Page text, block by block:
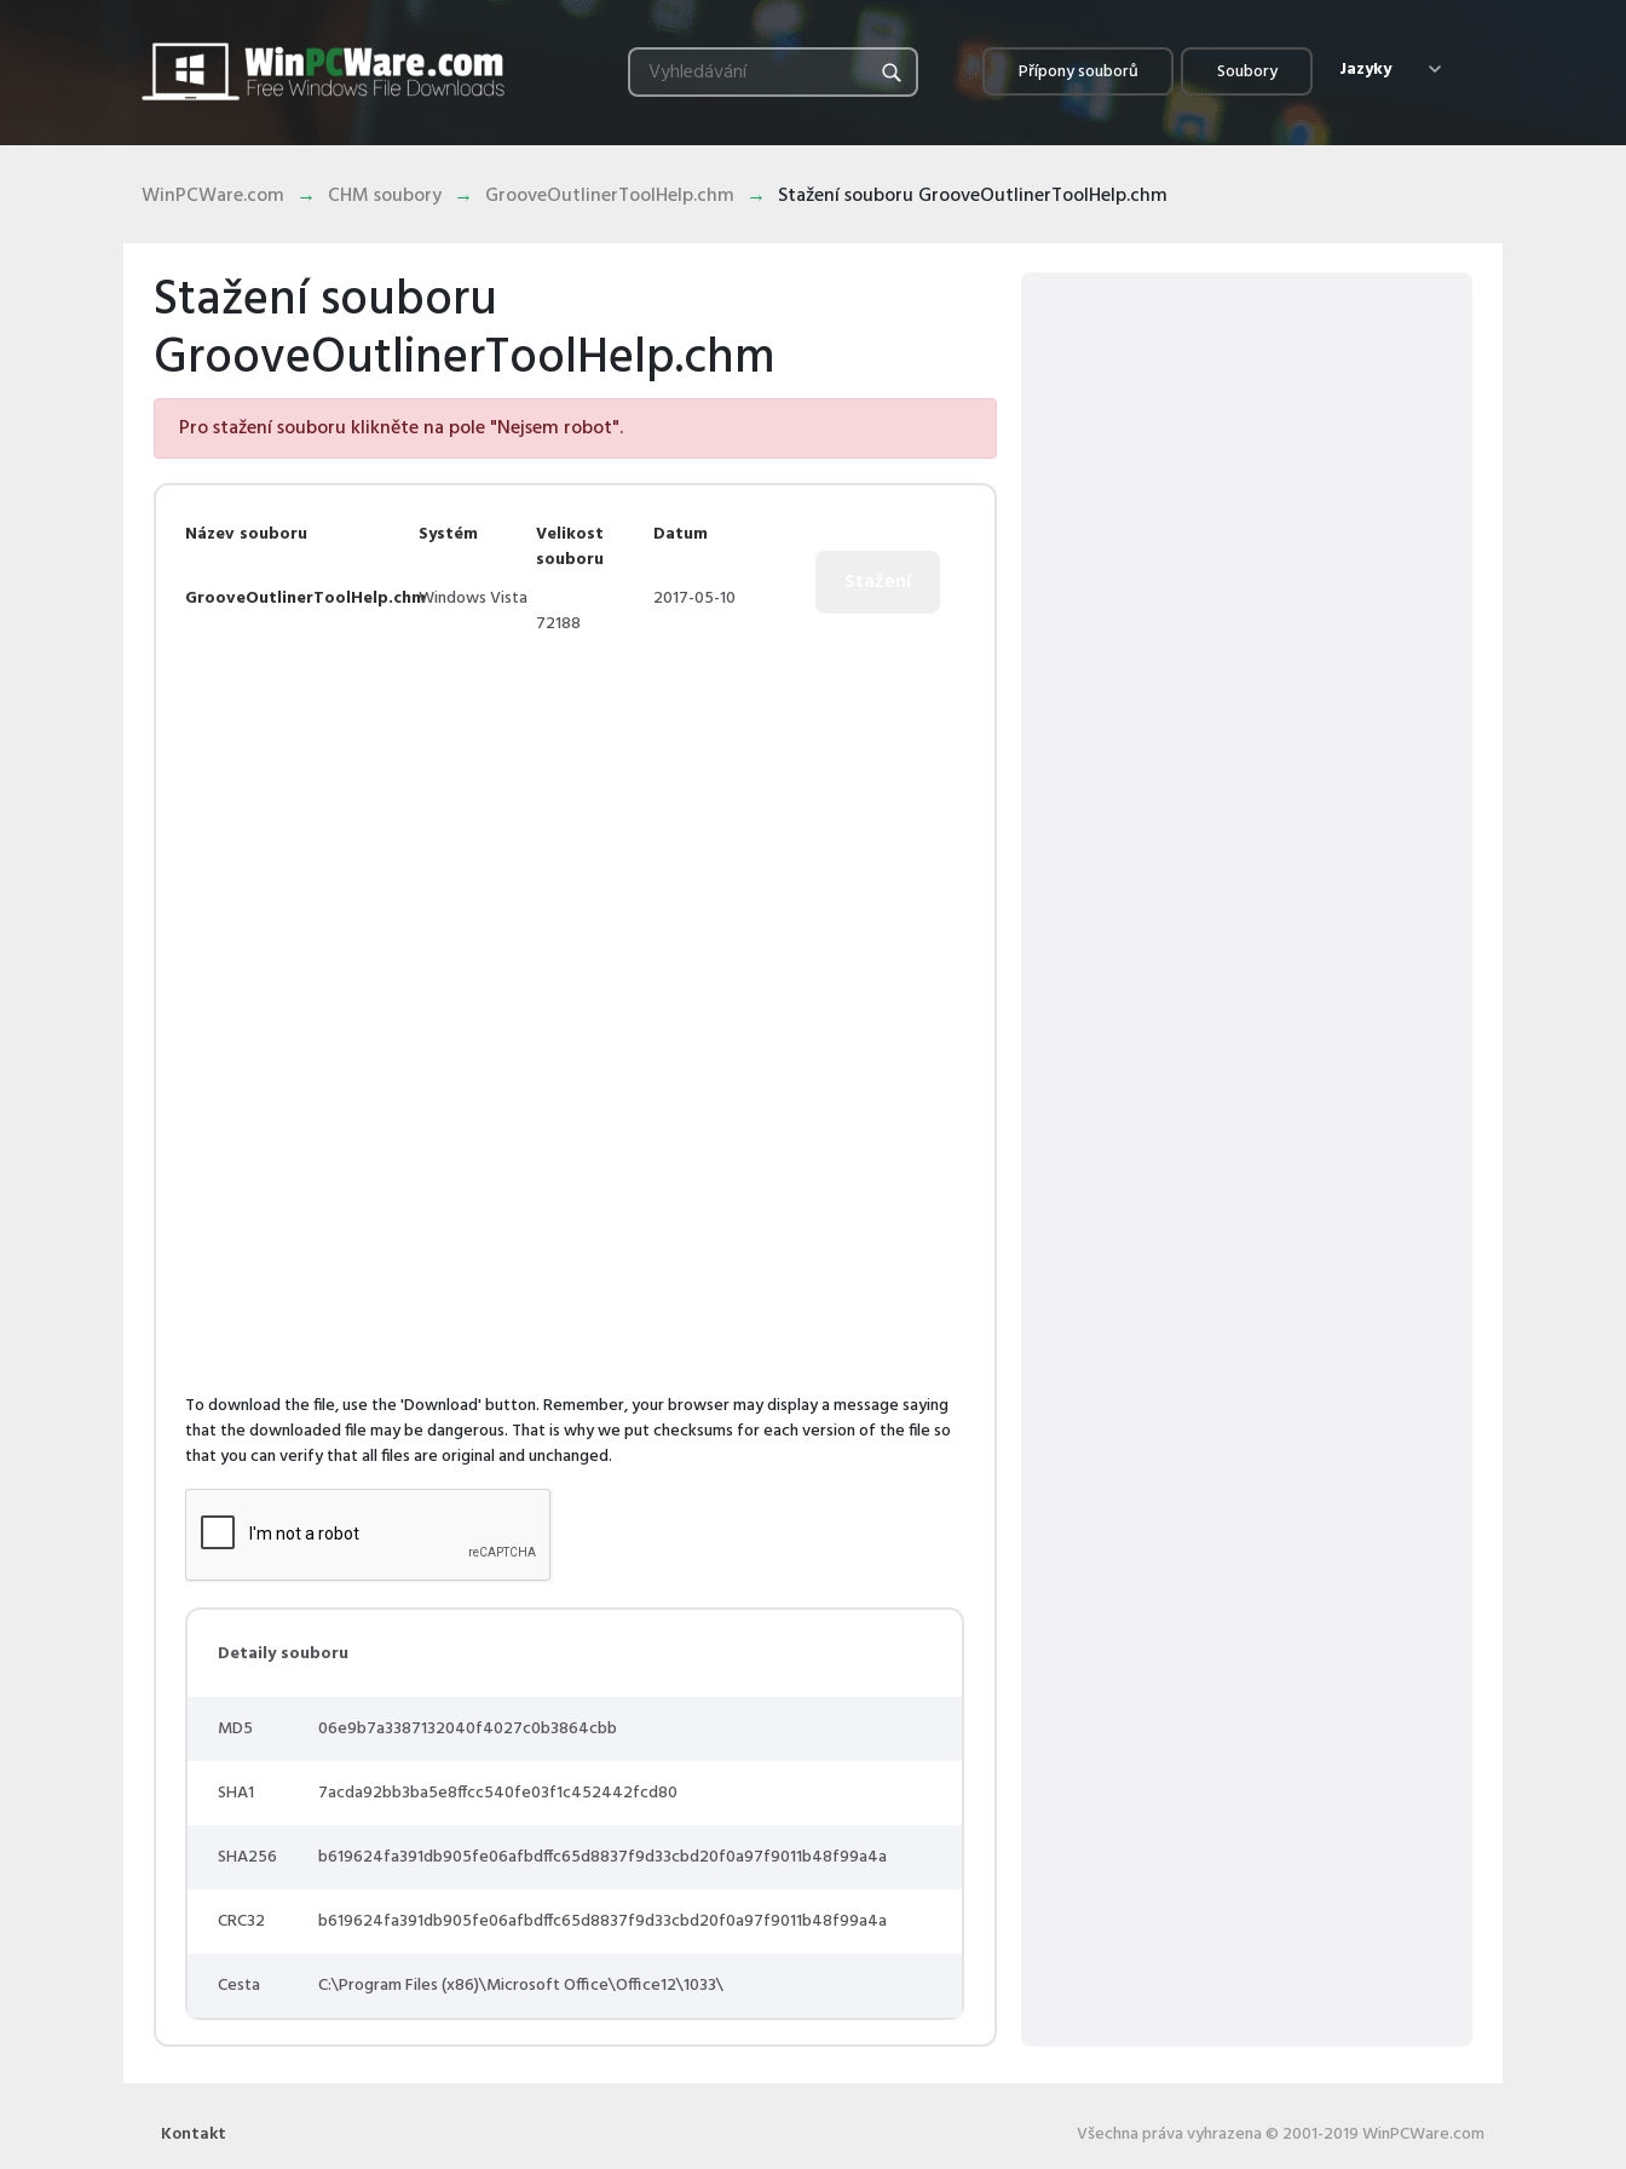
Přípony souborů Soubory Jazyky
WinPCWare.com CHM soubory GrooveOutlinerToolHelp.chm Stažení souboru GrooveOutlinerToolHelp.chm
Stažení souboru
GrooveOutlinerToolHelp.chm
Pro stažení souboru klikněte na pole "Nejsem robot".
Název souboru
GrooveOutlinerToolHelp.chm
Systém
Windows Vista
Velikost
souboru
72188
Datum
2017-05-10
To download the file, use the 'Download' button. Remember, your browser may display a message saying
that the downloaded file may be dangerous. That is why we put checksums for each version of the file so
that you can verify that all files are original and unchanged.
Detaily souboru
MD5 06e9b7a3387132040f4027c0b3864cbb
SHA1 7acda92bb3ba5e8ffcc540fe03f1c452442fcd80
SHA256 b619624fa391db905fe06afbdffc65d8837f9d33cbd20f0a97f9011b48f99a4a
CRC32 b619624fa391db905fe06afbdffc65d8837f9d33cbd20f0a97f9011b48f99a4a
Cesta C:\Program Files (x86)\Microsoft Office\Office12\1033\
Kontakt Všechna práva vyhrazena © 2001-2019 WinPCWare.com